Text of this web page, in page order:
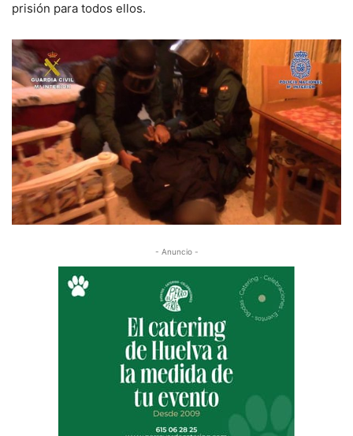
prisión para todos ellos.
- Anuncio -